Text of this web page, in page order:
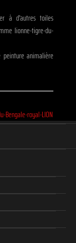
à d'autres toiles
lionne-tigre-du-
animalière
Bengale-royal-LION